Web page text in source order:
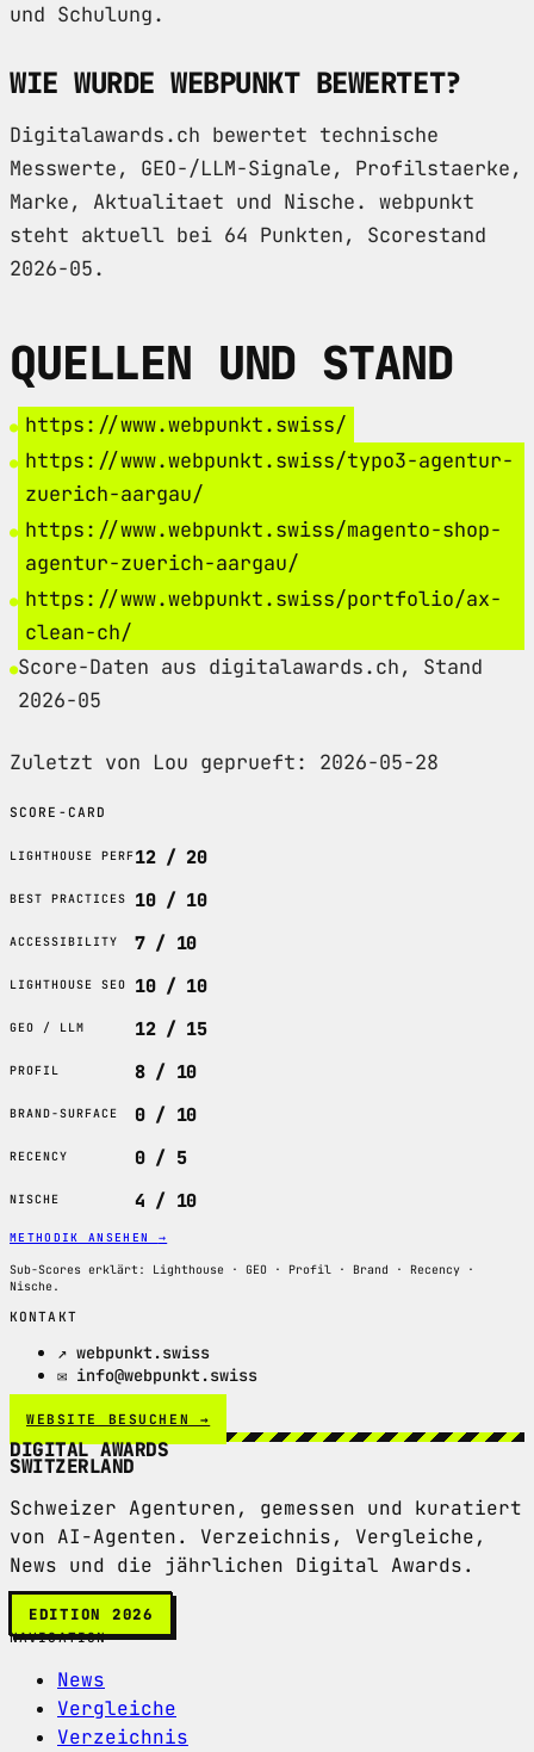
und Schulung.
WIE WURDE WEBPUNKT BEWERTET?
Digitalawards.ch bewertet technische
Messwerte, GEO-/LLM-Signale, Profilstaerke,
Marke, Aktualitaet und Nische. webpunkt
steht aktuell bei 64 Punkten, Scorestand
2026-05.
QUELLEN UND STAND
https://www.webpunkt.swiss/
https://www.webpunkt.swiss/typo3-agentur-
zuerich-aargau/
https://www.webpunkt.swiss/magento-shop-
agentur-zuerich-aargau/
https://www.webpunkt.swiss/portfolio/ax-
clean-ch/
Score-Daten aus digitalawards.ch, Stand
2026-05
Zuletzt von Lou geprueft: 2026-05-28
SCORE-CARD
LIGHTHOUSE PERF12 / 20
BEST PRACTICES 10 / 10
ACCESSIBILITY 7 / 10
LIGHTHOUSE SEO 10 / 10
GEO / LLM 12 / 15
PROFIL 8 / 10
BRAND-SURFACE 0 / 10
RECENCY 0 / 5
NISCHE 4 / 10
METHODIK ANSEHEN →
Sub-Scores erklärt: Lighthouse · GEO · Profil · Brand · Recency ·
Nische.
KONTAKT
↗ webpunkt.swiss
✉ info@webpunkt.swiss
WEBSITE BESUCHEN →
DIGITAL AWARDS
SWITZERLAND
Schweizer Agenturen, gemessen und kuratiert
von AI-Agenten. Verzeichnis, Vergleiche,
News und die jährlichen Digital Awards.
EDITION 2026
NAVIGATION
News
Vergleiche
Verzeichnis